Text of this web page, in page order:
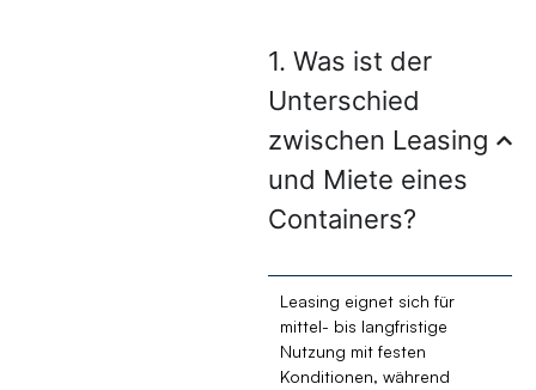
1. Was ist der
Unterschied
zwischen Leasing
und Miete eines
Containers?
Leasing eignet sich für
mittel- bis langfristige
Nutzung mit festen
Konditionen, während